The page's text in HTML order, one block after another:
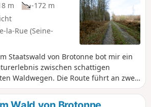
m
-172 m
la-Rue (Seine-
Staatswald von Brotonne bot mir ein
zwischen schattigen
Waldwegen. Die Route führt an zwei
vorbei: dem Rond de Nagu und
ehemaligen Waldkreuzungen mit einer